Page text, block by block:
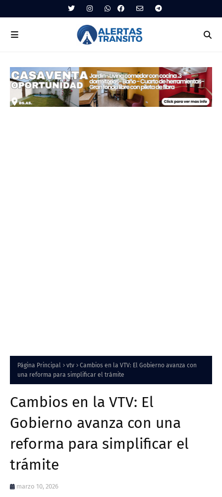
Página Principal vtv
Cambios en la VTV: El Gobierno avanza con
una reforma para simplificar el trámite
Cambios en la VTV: El
Gobierno avanza con una
reforma para simplificar el
trámite
marzo 10, 2026